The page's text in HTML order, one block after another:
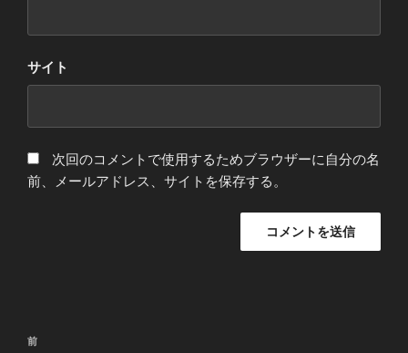
サイト
次回のコメントで使用するためブラウザーに自分の名
前、メールアドレス、サイトを保存する。
投
過
前